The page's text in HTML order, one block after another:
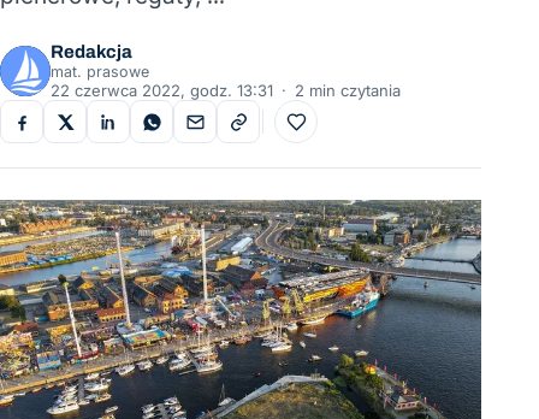
Redakcja
mat. prasowe
22 czerwca 2022, godz. 13:31 · 2 min czytania
Do ulubionych